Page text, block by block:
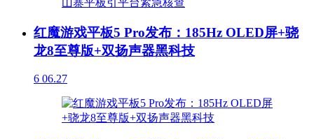
红魔游戏平板5 Pro发布：185Hz OLED屏+骁
龙8至尊版+双扬声器黑科技
6 06.27